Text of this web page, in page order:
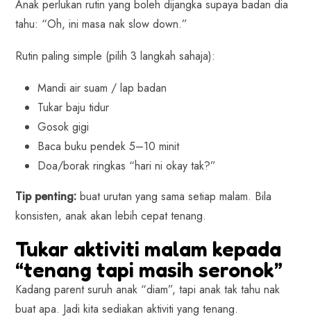
Anak perlukan rutin yang boleh dijangka supaya badan dia
tahu: “Oh, ini masa nak slow down.”
Rutin paling simple (pilih 3 langkah sahaja):
Mandi air suam / lap badan
Tukar baju tidur
Gosok gigi
Baca buku pendek 5–10 minit
Doa/borak ringkas “hari ni okay tak?”
Tip penting: buat urutan yang sama setiap malam. Bila
konsisten, anak akan lebih cepat tenang.
Tukar aktiviti malam kepada
“tenang tapi masih seronok”
Kadang parent suruh anak “diam”, tapi anak tak tahu nak
buat apa. Jadi kita sediakan aktiviti yang tenang.